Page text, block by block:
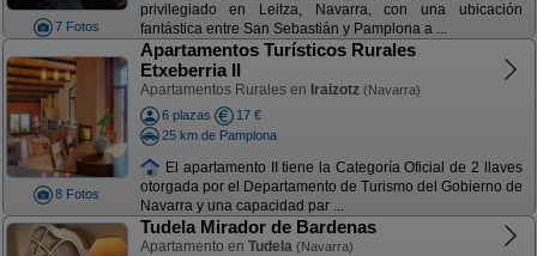
7 Fotos
privilegiado en Leitza, Navarra, con una ubicación
fantástica entre San Sebastián y Pamplona a ...
8 Fotos
Apartamentos Turísticos Rurales
Etxeberria II
Apartamentos Rurales en Iraizotz (Navarra)
6 plazas
17 €
25 km de Pamplona
El apartamento II tiene la Categoría Oficial de 2 llaves
otorgada por el Departamento de Turismo del Gobierno de
Navarra y una capacidad par ...
Tudela Mirador de Bardenas
Apartamento en Tudela (Navarra)